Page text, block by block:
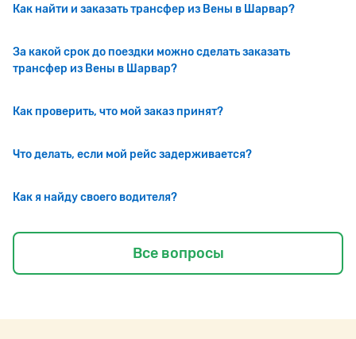
Как найти и заказать трансфер из Вены в Шарвар?
За какой срок до поездки можно сделать заказать
трансфер из Вены в Шарвар?
Как проверить, что мой заказ принят?
Что делать, если мой рейс задерживается?
Как я найду своего водителя?
Все вопросы